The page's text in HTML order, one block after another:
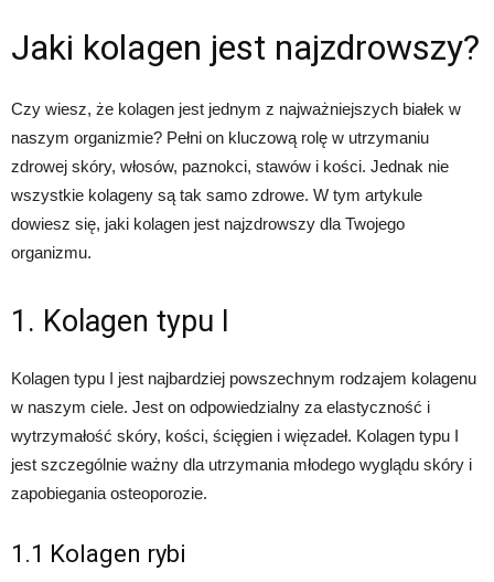
Jaki kolagen jest najzdrowszy?
Czy wiesz, że kolagen jest jednym z najważniejszych białek w
naszym organizmie? Pełni on kluczową rolę w utrzymaniu
zdrowej skóry, włosów, paznokci, stawów i kości. Jednak nie
wszystkie kolageny są tak samo zdrowe. W tym artykule
dowiesz się, jaki kolagen jest najzdrowszy dla Twojego
organizmu.
1. Kolagen typu I
Kolagen typu I jest najbardziej powszechnym rodzajem kolagenu
w naszym ciele. Jest on odpowiedzialny za elastyczność i
wytrzymałość skóry, kości, ścięgien i więzadeł. Kolagen typu I
jest szczególnie ważny dla utrzymania młodego wyglądu skóry i
zapobiegania osteoporozie.
1.1 Kolagen rybi